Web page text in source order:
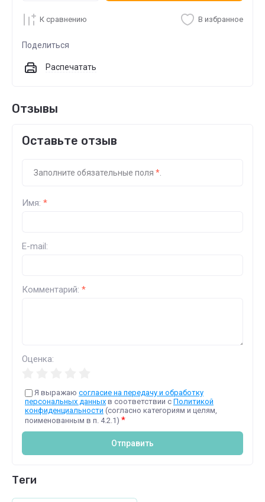
К сравнению В избранное
Поделиться
Распечатать
Отзывы
Оставьте отзыв
Заполните обязательные поля *
Имя: *
E-mail:
Комментарий: *
Оценка:
Я выражаю согласие на передачу и обработку
персональных данных в соответствии с Политикой
конфиденциальности (согласно категориям и целям,
поименованным в п. 4.2.1) *
Отправить
теги